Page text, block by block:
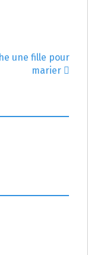
une fille pour
marier